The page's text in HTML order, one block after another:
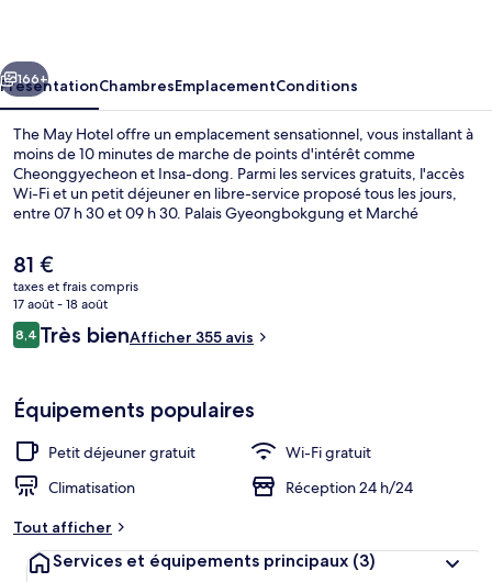
Suivant
166+
PrésentationChambresEmplacementConditions
The May Hotel offre un emplacement sensationnel, vous installant à
moins de 10 minutes de marche de points d'intérêt comme
Cheonggyecheon et Insa-dong. Parmi les services gratuits, l'accès
Wi-Fi et un petit déjeuner en libre-service proposé tous les jours,
entre 07 h 30 et 09 h 30. Palais Gyeongbokgung et Marché
Les autres voyageurs adorent le personnel attentionné. Les
transports publics se situent à une courte distance à pied : Station
Jongno 3-ga est à 3 min et Station Jonggak, à 7 min.
Le
prix
actuel
est
de
81 €
taxes et frais compris
17 août - 18 août
Avis
voyageurs
8,48,4 sur 10
Très bienAfficher 355 avis
Équipements populaires
Petit déjeuner gratuit
Wi-Fi gratuit
Climatisation
Réception 24 h/24
Tout afficher
Services et équipements principaux (3)